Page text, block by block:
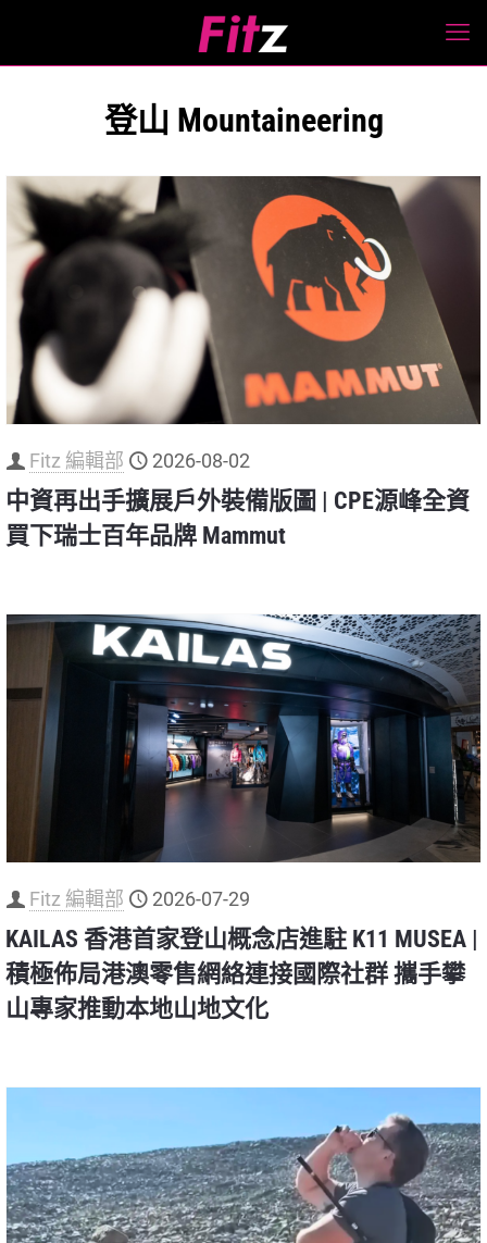
登山 Mountaineering
Fitz 編輯部 2026-08-02
中資再出手擴展戶外裝備版圖 | CPE源峰全資
買下瑞士百年品牌 Mammut
Fitz 編輯部 2026-07-29
KAILAS 香港首家登山概念店進駐 K11 MUSEA |
積極佈局港澳零售網絡連接國際社群 攜手攀
山專家推動本地山地文化